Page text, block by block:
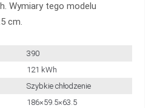
Wymiary tego modelu
cm.
390
121 kWh
Szybkie chłodzenie
186×59.5×63.5